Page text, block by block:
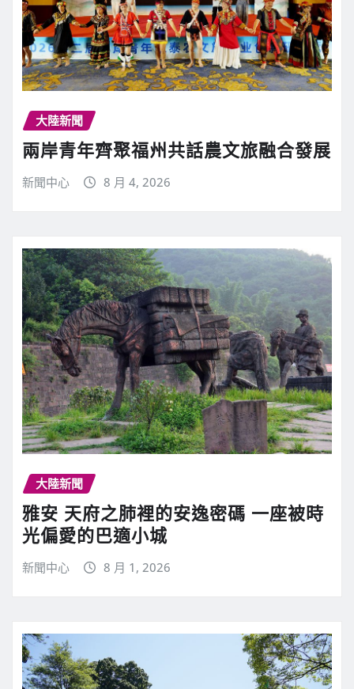
大陸新聞
兩岸青年齊聚福州共話農文旅融合發展
新聞中心 8 月 4, 2026
大陸新聞
雅安 天府之肺裡的安逸密碼 一座被時
光偏愛的巴適小城
新聞中心 8 月 1, 2026